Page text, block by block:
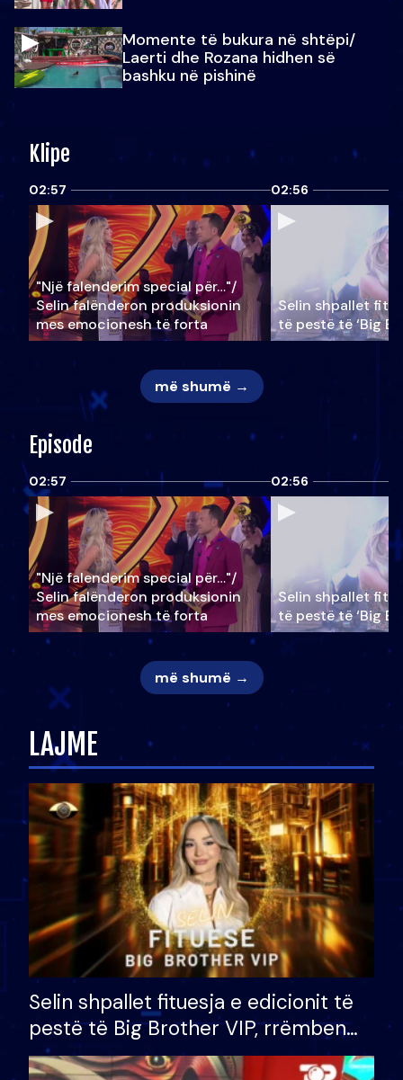
Momente të bukura në shtëpi/
Laerti dhe Rozana hidhen së
bashku në pishinë
Klipe
02:57
"Një falenderim special për…"/
Selin falënderon produksionin
mes emocionesh të forta
02:56
Selin shpallet
të pestë të ‘Big
më shumë →
Episode
02:57
"Një falenderim special për…"/
Selin falënderon produksionin
mes emocionesh të forta
02:56
Selin shpallet
të pestë të ‘Big
më shumë →
LAJME
Selin shpallet fituesja e edicionit të
pestë të Big Brother VIP, rrëmben
çmimin e madh prej 100 mijë eurosh